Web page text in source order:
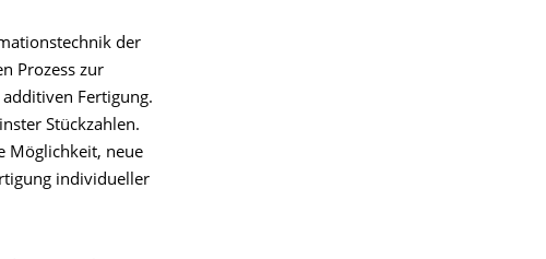
der
Prozess zur
Fertigung.
Stückzahlen.
Möglichkeit, neue
individueller